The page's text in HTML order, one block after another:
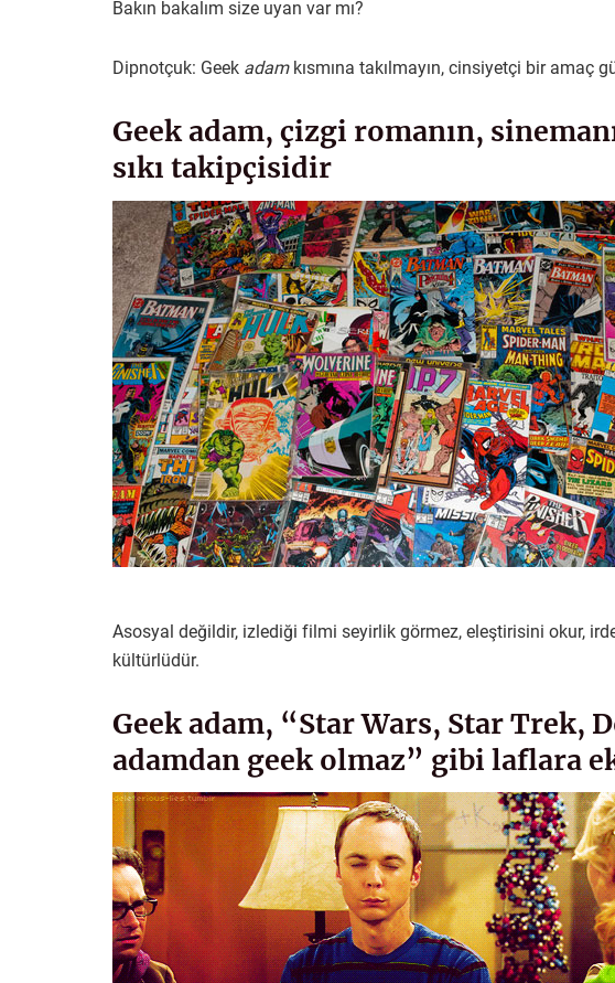
Bakın bakalım size uyan var mı?
Dipnotçuk: Geek adamkısmına takılmayın, cinsiyetçi bir amaç
Geek adam, çizgi romanın,
sıkı takipçisidir
Asosyal değildir, izlediği filmi seyirlik görmez, eleştirisini okur,
kültürlüdür.
Geek adam, “Star Wars, Star Trek,
adamdan geek olmaz” gibi laflara